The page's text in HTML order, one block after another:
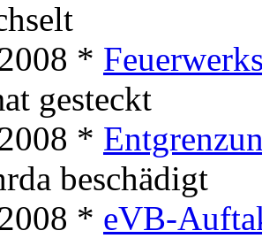
*
gesteckt
*
beschädigt
* eVB-